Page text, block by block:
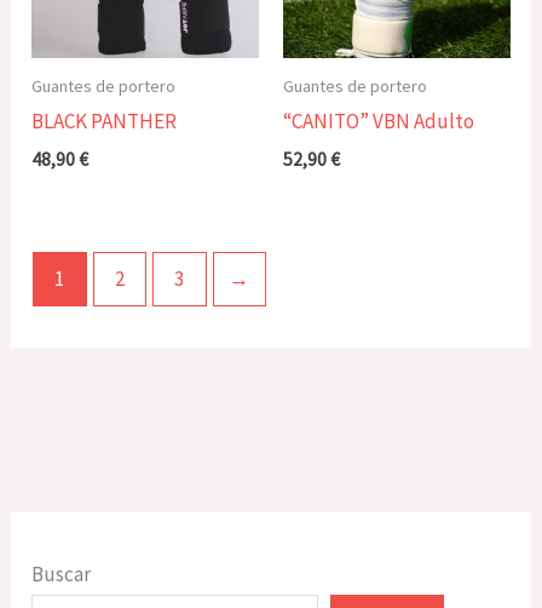
Buscar
Guantes de portero
BLACK PANTHER
48,90€
Guantes de portero
“CANITO” VBN Adulto
52,90€
1 2 3 →